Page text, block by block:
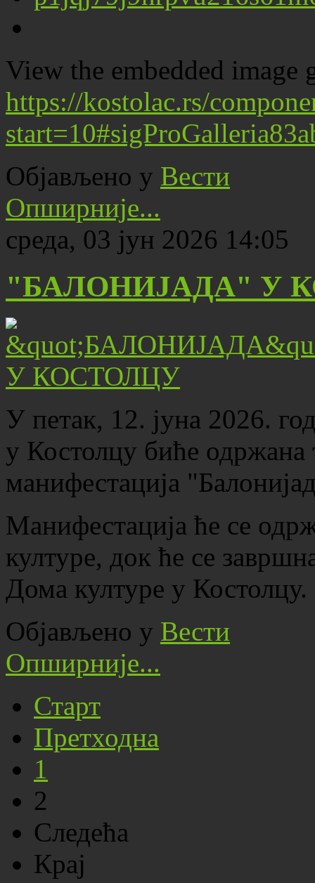
View the embedded image
https://kostolac.rs/
Објављено у Вести
Опширније...
среда, 03 јун 2026 14:05
"БАЛОНИЈАДА" У
У петак, 12. јуна 2026.
у Костолцу биће одржана
манифестација
Манифестација ће се
културе, док ће се
Дома културе у Костолцу.
Објављено у Вести
Опширније...
Старт
Претходна
1
2
Следећа
Крај